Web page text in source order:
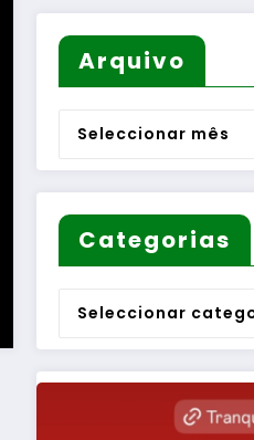
Arquivo
Arquivo
Categorias
Categorias